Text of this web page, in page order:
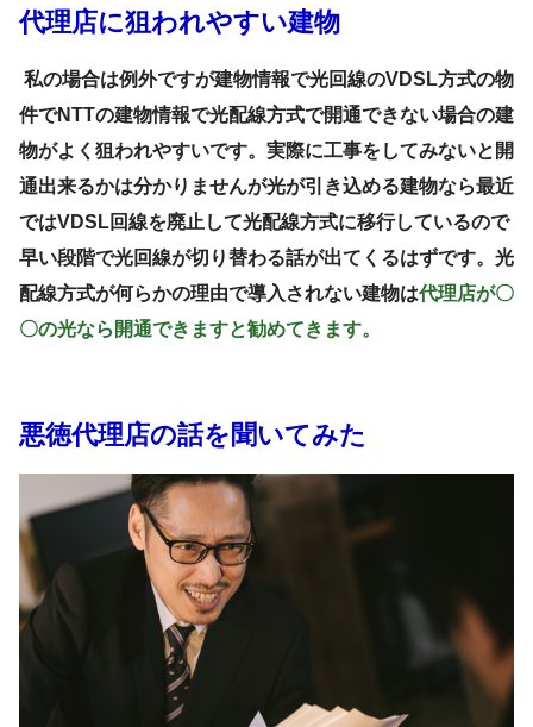
代理店に狙われやすい建物
私の場合は例外ですが建物情報で光回線のVDSL方式の物
件でNTTの建物情報で光配線方式で開通できない場合の建
物がよく狙われやすいです。実際に工事をしてみないと開
通出来るかは分かりませんが光が引き込める建物なら最近
ではVDSL回線を廃止して光配線方式に移行しているので
早い段階で光回線が切り替わる話が出てくるはずです。光
配線方式が何らかの理由で導入されない建物は代理店が〇
〇の光なら開通できますと勧めてきます。
悪徳代理店の話を聞いてみた